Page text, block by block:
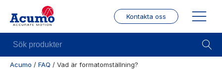
Kontakta oss
Sök
produkter
Acumo / FAQ / Vad är formatomställning?